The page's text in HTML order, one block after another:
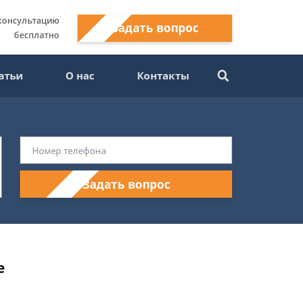
бесплатно
Задать вопрос
О нас Контакты
Задать вопрос